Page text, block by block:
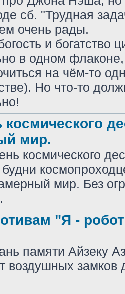
сб. "Трудная
очень рады.
и богатство
в одном
на чём-то
Но что-то
космического
мир.
космического
мир. Без
"Я -
памяти Айзеку
воздушных замков